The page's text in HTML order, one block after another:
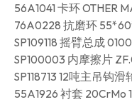
56A1041 卡环 OTHER
76A0228 抗磨环
SP109118 摇臂总成
SP100003 内摩擦片
SP118713 12吨主吊钩滑
55A1926 衬套 20CrMo